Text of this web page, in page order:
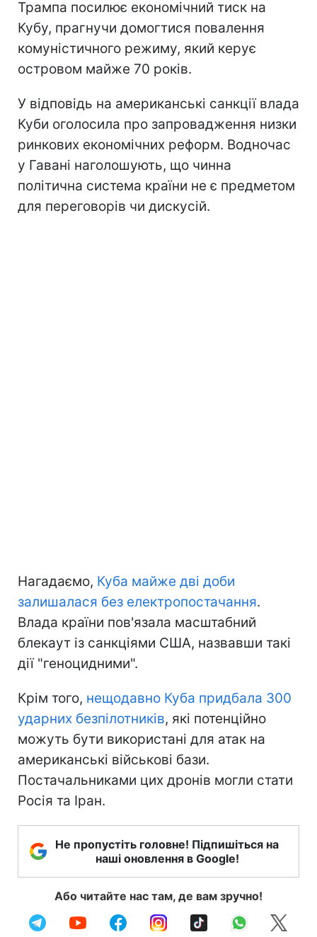
Трампа посилює економічний тиск на
Кубу, прагнучи домогтися повалення
комуністичного режиму, який керує
островом майже 70 років.
У відповідь на американські санкції влада
Куби оголосила про запровадження низки
ринкових економічних реформ. Водночас
у Гавані наголошують, що чинна
політична система країни не є предметом
для переговорів чи дискусій.
Нагадаємо, Куба майже дві доби
залишалася без електропостачання.
Влада країни пов'язала масштабний
блекаут із санкціями США, назвавши такі
дії "геноцидними".
Крім того, нещодавно Куба придбала 300
ударних безпілотників, які потенційно
можуть бути використані для атак на
американські військові бази.
Постачальниками цих дронів могли стати
Росія та Іран.
Не пропустіть головне! Підпишіться на
наші оновлення в Google!
Або читайте нас там, де вам зручно!